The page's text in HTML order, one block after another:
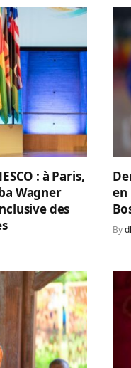
: à Paris,
Wagner
des
en
By